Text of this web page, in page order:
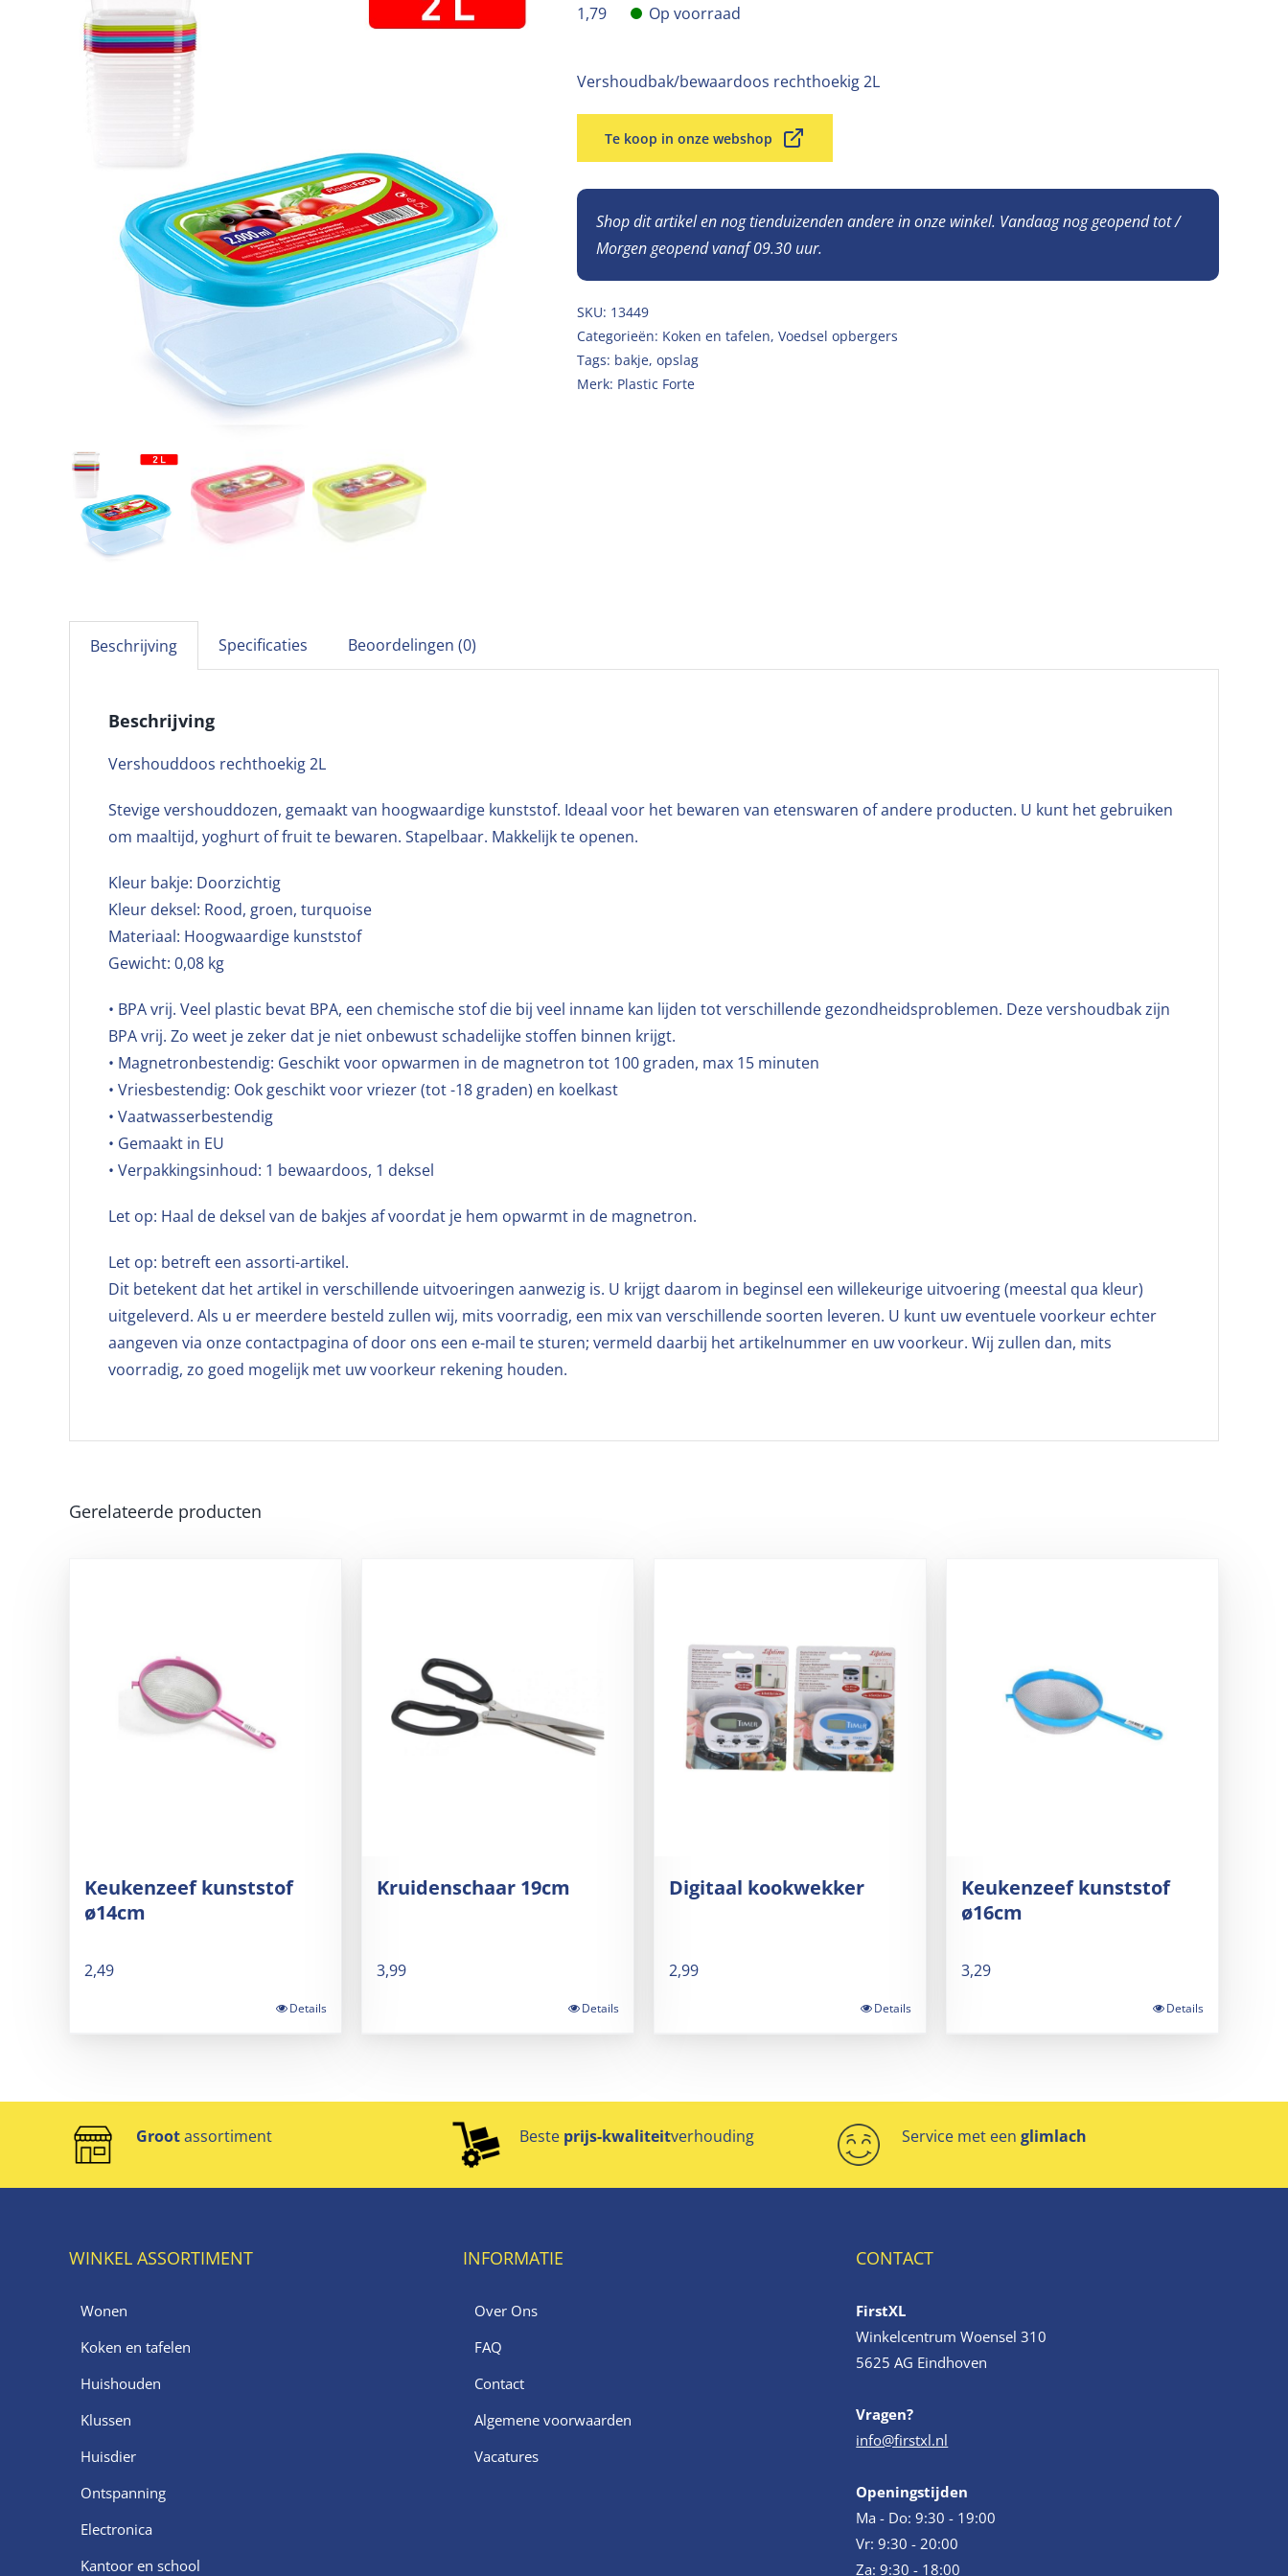
1,79 Op voorraad
Vershoudbak/bewaardoos rechthoekig 2L
Te koop in onze webshop
Shop dit artikel en nog tienduizenden andere in onze winkel. Vandaag nog geopend tot /
Morgen geopend vanaf 09.30 uur.
SKU: 13449
Categorieën: Koken en tafelen, Voedsel opbergers
Tags: bakje, opslag
Merk: Plastic Forte
Beschrijving Specificaties Beoordelingen (0)
Beschrijving
Vershouddoos rechthoekig 2L
Stevige vershouddozen, gemaakt van hoogwaardige kunststof. Ideaal voor het bewaren van etenswaren of andere producten. U kunt het gebruiken
om maaltijd, yoghurt of fruit te bewaren. Stapelbaar. Makkelijk te openen.
Kleur bakje: Doorzichtig
Kleur deksel: Rood, groen, turquoise
Materiaal: Hoogwaardige kunststof
Gewicht: 0,08 kg
• BPA vrij. Veel plastic bevat BPA, een chemische stof die bij veel inname kan lijden tot verschillende gezondheidsproblemen. Deze vershoudbak zijn
BPA vrij. Zo weet je zeker dat je niet onbewust schadelijke stoffen binnen krijgt.
• Magnetronbestendig: Geschikt voor opwarmen in de magnetron tot 100 graden, max 15 minuten
• Vriesbestendig: Ook geschikt voor vriezer (tot -18 graden) en koelkast
• Vaatwasserbestendig
• Gemaakt in EU
• Verpakkingsinhoud: 1 bewaardoos, 1 deksel
Let op: Haal de deksel van de bakjes af voordat je hem opwarmt in de magnetron.
Let op: betreft een assorti-artikel.
Dit betekent dat het artikel in verschillende uitvoeringen aanwezig is. U krijgt daarom in beginsel een willekeurige uitvoering (meestal qua kleur)
uitgeleverd. Als u er meerdere besteld zullen wij, mits voorradig, een mix van verschillende soorten leveren. U kunt uw eventuele voorkeur echter
aangeven via onze contactpagina of door ons een e-mail te sturen; vermeld daarbij het artikelnummer en uw voorkeur. Wij zullen dan, mits
voorradig, zo goed mogelijk met uw voorkeur rekening houden.
Gerelateerde producten
Keukenzeef kunststof
ø14cm
2,49
Details
Kruidenschaar 19cm
3,99
Details
Digitaal kookwekker
2,99
Details
Keukenzeef kunststof
ø16cm
3,29
Details
Grootassortiment Beste prijs-kwaliteitverhouding Service met eenglimlach
WINKEL ASSORTIMENT
Wonen
Koken en tafelen
Huishouden
Klussen
Huisdier
Ontspanning
Electronica
Kantoor en school
INFORMATIE
Over Ons
FAQ
Contact
Algemene voorwaarden
Vacatures
CONTACT
FirstXL
Winkelcentrum Woensel 310
5625 AG Eindhoven
Vragen?
info@firstxl.nl
Openingstijden
Ma - Do: 9:30 - 19:00
Vr: 9:30 - 20:00
Za: 9:30 - 18:00